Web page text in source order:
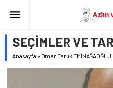
SEÇİMLER VE
Anasayfa » Ömer Faruk EMİNAĞAOĞLU